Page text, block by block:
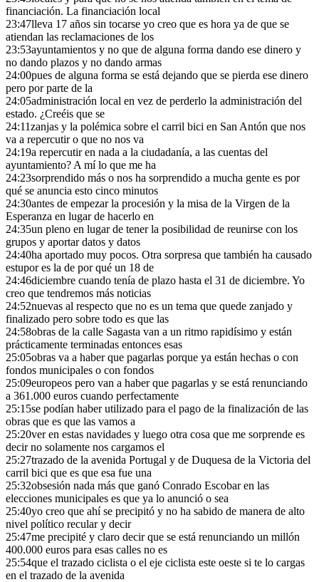
financiación. La financiación local
23:47lleva 17 años sin tocarse yo creo que es hora ya de que se
atiendan las reclamaciones de los
23:53ayuntamientos y no que de alguna forma dando ese dinero y
no dando plazos y no dando armas
24:00pues de alguna forma se está dejando que se pierda ese dinero
pero por parte de la
24:05administración local en vez de perderlo la administración del
estado. ¿Creéis que se
24:11zanjas y la polémica sobre el carril bici en San Antón que nos
va a repercutir o que no nos va
24:19a repercutir en nada a la ciudadanía, a las cuentas del
ayuntamiento? A mí lo que me ha
24:23sorprendido más o nos ha sorprendido a mucha gente es por
qué se anuncia esto cinco minutos
24:30antes de empezar la procesión y la misa de la Virgen de la
Esperanza en lugar de hacerlo en
24:35un pleno en lugar de tener la posibilidad de reunirse con los
grupos y aportar datos y datos
24:40ha aportado muy pocos. Otra sorpresa que también ha causado
estupor es la de por qué un 18 de
24:46diciembre cuando tenía de plazo hasta el 31 de diciembre. Yo
creo que tendremos más noticias
24:52nuevas al respecto que no es un tema que quede zanjado y
finalizado pero sobre todo es que las
24:58obras de la calle Sagasta van a un ritmo rapidísimo y están
prácticamente terminadas entonces esas
25:05obras va a haber que pagarlas porque ya están hechas o con
fondos municipales o con fondos
25:09europeos pero van a haber que pagarlas y se está renunciando
a 361.000 euros cuando perfectamente
25:15se podían haber utilizado para el pago de la finalización de las
obras que es que las vamos a
25:20ver en estas navidades y luego otra cosa que me sorprende es
decir no solamente nos cargamos el
25:27trazado de la avenida Portugal y de Duquesa de la Victoria del
carril bici que es que esa fue una
25:32obsesión nada más que ganó Conrado Escobar en las
elecciones municipales es que ya lo anunció o sea
25:40yo creo que ahí se precipitó y no ha sabido de manera de alto
nivel político recular y decir
25:47me precipité y claro decir que se está renunciando un millón
400.000 euros para esas calles no es
25:54que el trazado ciclista o el eje ciclista este oeste si te lo cargas
en el trazado de la avenida